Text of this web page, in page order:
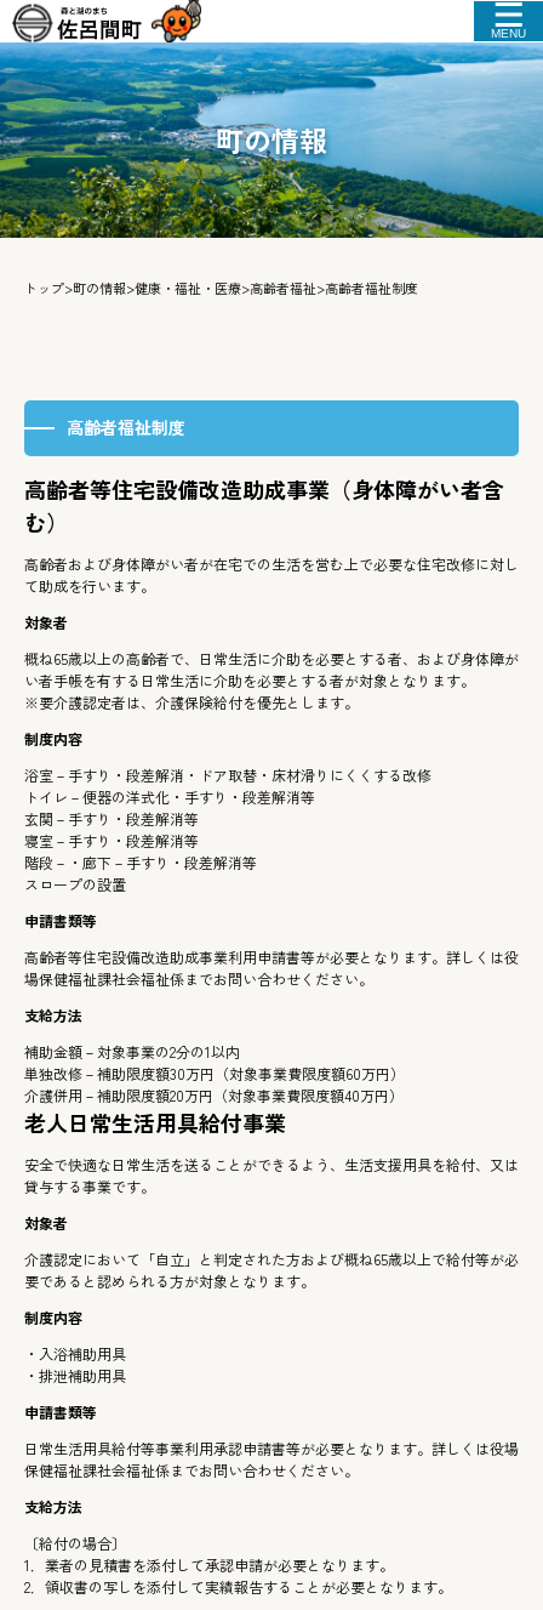
MENU
町の情報
トップ>町の情報>健康・福祉・医療>高齢者福祉>高齢者福祉制度
高齢者福祉制度
高齢者等住宅設備改造助成事業（身体障がい者含
む）
高齢者および身体障がい者が在宅での生活を営む上で必要な住宅改修に対し
て助成を行います。
対象者
概ね65歳以上の高齢者で、日常生活に介助を必要とする者、および身体障が
い者手帳を有する日常生活に介助を必要とする者が対象となります。
※要介護認定者は、介護保険給付を優先とします。
制度内容
浴室－手すり・段差解消・ドア取替・床材滑りにくくする改修
トイレ－便器の洋式化・手すり・段差解消等
玄関－手すり・段差解消等
寝室－手すり・段差解消等
階段－・廊下－手すり・段差解消等
スロープの設置
申請書類等
高齢者等住宅設備改造助成事業利用申請書等が必要となります。詳しくは役
場保健福祉課社会福祉係までお問い合わせください。
支給方法
補助金額－対象事業の2分の1以内
単独改修－補助限度額30万円（対象事業費限度額60万円）
介護併用－補助限度額20万円（対象事業費限度額40万円）
老人日常生活用具給付事業
安全で快適な日常生活を送ることができるよう、生活支援用具を給付、又は
貸与する事業です。
対象者
介護認定において「自立」と判定された方および概ね65歳以上で給付等が必
要であると認められる方が対象となります。
制度内容
・入浴補助用具
・排泄補助用具
申請書類等
日常生活用具給付等事業利用承認申請書等が必要となります。詳しくは役場
保健福祉課社会福祉係までお問い合わせください。
支給方法
〔給付の場合〕
1．業者の見積書を添付して承認申請が必要となります。
2．領収書の写しを添付して実績報告することが必要となります。